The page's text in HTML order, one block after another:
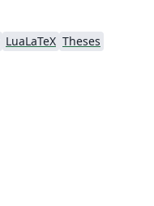
LuaLaTeX Theses